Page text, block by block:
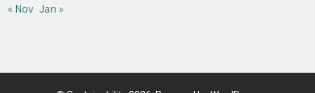
« Nov Jan »